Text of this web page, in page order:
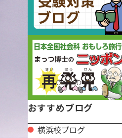
おすすめブログ
横浜校ブログ